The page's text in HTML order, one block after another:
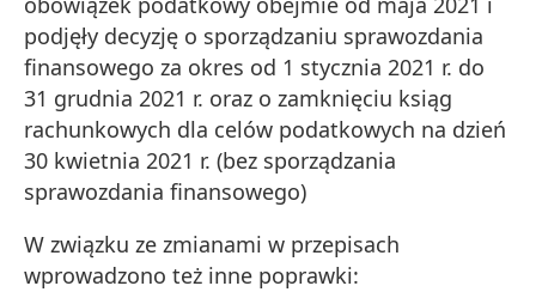
podjęły decyzję o sporządzaniu sprawozdania
finansowego za okres od 1 stycznia 2021 r. do
31 grudnia 2021 r. oraz o zamknięciu ksiąg
rachunkowych dla celów podatkowych na dzień
30 kwietnia 2021 r. (bez sporządzania
sprawozdania finansowego)
W związku ze zmianami w przepisach
wprowadzono też inne poprawki: